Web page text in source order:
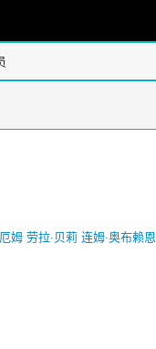
姆 劳拉·贝莉 连姆·奥布赖恩